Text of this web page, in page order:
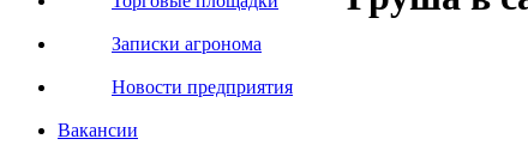
Записки агронома
Новости предприятия
Вакансии